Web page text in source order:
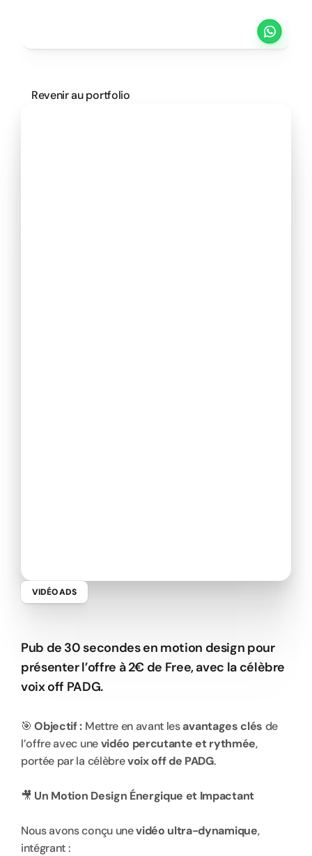
ProjetsTarifsMéthodeClients
Revenir au portfolio
VIDÉO ADS
Pub de 30 secondes en motion design pour
présenter l’offre à 2€ de Free, avec la célèbre
voix off PADG.
🎯 Objectif : Mettre en avant les avantages clés de
l’offre avec une vidéo percutante et rythmée,
portée par la célèbre voix off de PADG.
🎥 Un Motion Design Énergique et Impactant
Nous avons conçu une vidéo ultra-dynamique,
intégrant :